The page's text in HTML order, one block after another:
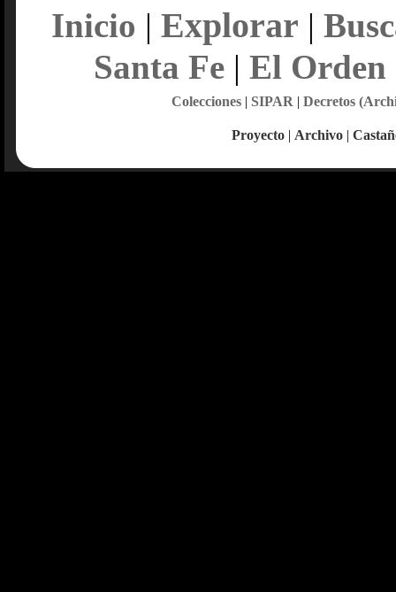
Inicio | Explorar |
Santa Fe| El Orden
Colecciones| SIPAR | Decretos
Proyecto | Archivo |